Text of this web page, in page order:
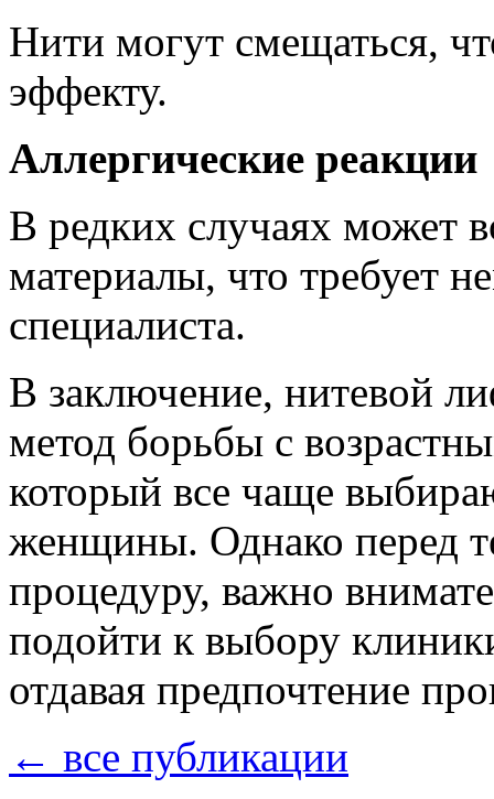
Нити могут смещаться,
эффекту.
Аллергические реакции
В редких случаях может
материалы, что требует
специалиста.
В заключение, нитевой
метод борьбы с
который все чаще
женщины. Однако перед
процедуру, важно
подойти к выбору
отдавая предпочтение
← все публикации